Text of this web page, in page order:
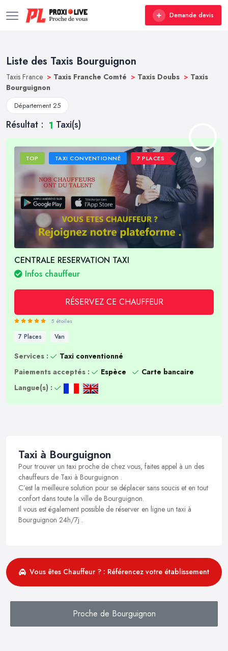
Demande devis
Liste des Taxis Bourguignon
Taxis France > Taxis Franche Comté > Taxis Doubs > Taxis
Bourguignon
Département 25
Résultat : 1 Taxi(s)
TOP TAXI CONVENTIONNÉ 7 PLACES
CENTRALE RESERVATION TAXI
Infos chauffeur
RÉSERVEZ CE CHAUFFEUR
5 étoiles
7 Places Van
Services :
Taxi conventionné
Paiements acceptés :
Espèce
Carte bancaire
Langue(s) :
Taxi à Bourguignon
Pour trouver un taxi proche de chez vous, faites appel à un des
chauffeurs de Taxi à Bourguignon .
C’est la meilleure solution pour se déplacer sans soucis et en tout
confort dans toute la ville de Bourguignon.
Il vous est également possible de réserver en ligne un taxi à
Bourguignon 24h/7j .
Vous êtes Chauffeur ? : Référencez votre établissement
Proche de Bourguignon